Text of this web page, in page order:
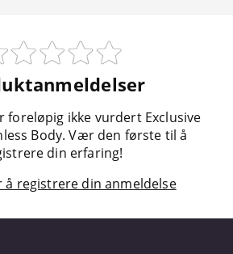
foreløpig ikke vurdert Exclusive
Body. Vær den første til å
din erfaring!
å registrere din anmeldelse